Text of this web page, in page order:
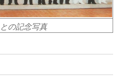
の記念写真